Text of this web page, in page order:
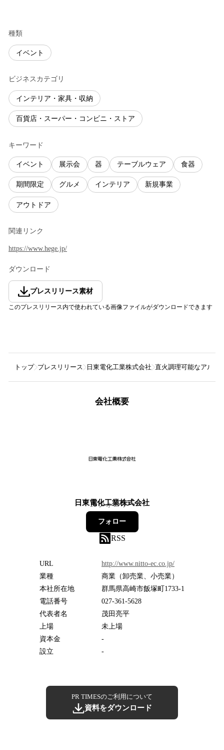
種類
イベント
ビジネスカテゴリ
インテリア・家具・収納
百貨店・スーパー・コンビニ・ストア
キーワード
イベント 展示会 器 テーブルウェア 食器
期間限定 グルメ インテリア 新規事業
アウトドア
関連リンク
https://www.hege.jp/
ダウンロード
プレスリリース素材
このプレスリリース内で使われている画像ファイルがダウンロードできます
トップ プレスリリース 日東電化工業株式会社 直火調理可能なアルミ
会社概要
日東電化工業株式会社
19フォロワー
フォロー
RSS
URL
http://www.nitto-ec.co.jp/
業種
商業（卸売業、小売業）
本社所在地
群馬県高崎市飯塚町1733-1
電話番号
027-361-5628
代表者名
茂田亮平
上場
未上場
資本金
-
設立
-
PR TIMESのご利用について
資料をダウンロード